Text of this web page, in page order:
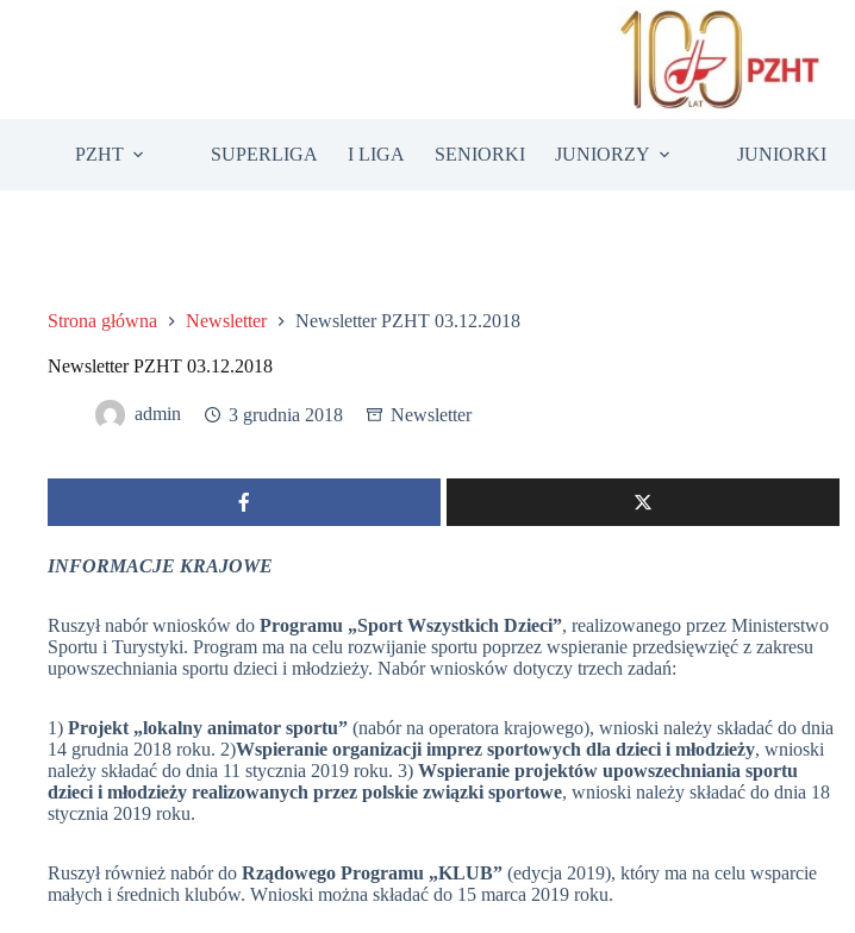
PZHT SUPERLIGA I LIGA SENIORKI JUNIORZY JUNIORKI
Strona główna Newsletter Newsletter PZHT 03.12.2018
Newsletter PZHT 03.12.2018
admin 3 grudnia 2018 Newsletter
INFORMACJE KRAJOWE
Ruszył nabór wniosków do Programu „Sport Wszystkich Dzieci”, realizowanego przez Ministerstwo
Sportu i Turystyki. Program ma na celu rozwijanie sportu poprzez wspieranie przedsięwzięć z zakresu
upowszechniania sportu dzieci i młodzieży. Nabór wniosków dotyczy trzech zadań:
1) Projekt „lokalny animator sportu” (nabór na operatora krajowego), wnioski należy składać do dnia
14 grudnia 2018 roku. 2)Wspieranie organizacji imprez sportowych dla dzieci i młodzieży, wnioski
należy składać do dnia 11 stycznia 2019 roku. 3) Wspieranie projektów upowszechniania sportu
dzieci i młodzieży realizowanych przez polskie związki sportowe, wnioski należy składać do dnia 18
stycznia 2019 roku.
Ruszył również nabór do Rządowego Programu „KLUB” (edycja 2019), który ma na celu wsparcie
małych i średnich klubów. Wnioski można składać do 15 marca 2019 roku.